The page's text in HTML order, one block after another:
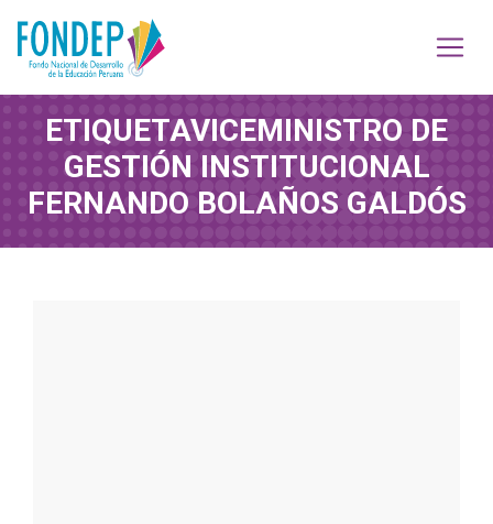
ETIQUETAVICEMINISTRO DE
GESTIÓN INSTITUCIONAL
FERNANDO BOLAÑOS GALDÓS